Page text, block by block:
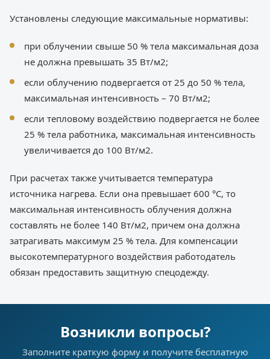
Установлены следующие максимальные нормативы:
при облучении свыше 50 % тела максимальная доза
не должна превышать 35 Вт/м2;
если облучению подвергается от 25 до 50 % тела,
максимальная интенсивность – 70 Вт/м2;
если тепловому воздействию подвергается не более
25 % тела работника, максимальная интенсивность
увеличивается до 100 Вт/м2.
При расчетах также учитывается температура
источника нагрева. Если она превышает 600 °С, то
максимальная интенсивность облучения должна
составлять не более 140 Вт/м2, причем она должна
затрагивать максимум 25 % тела. Для компенсации
высокотемпературного воздействия работодатель
обязан предоставить защитную спецодежду.
Возникли вопросы?
Заполните краткую форму и получите бесплатную